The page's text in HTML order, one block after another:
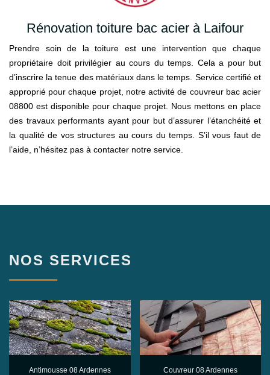
Rénovation toiture bac acier à Laifour
Prendre soin de la toiture est une intervention que chaque
propriétaire doit privilégier au cours du temps. Cela a pour but
d’inscrire la tenue des matériaux dans le temps. Service certifié et
approprié pour chaque projet, notre activité de couvreur bac acier
08800 est disponible pour chaque projet. Nous mettons en place
des travaux performants ayant pour but d’assurer l’étanchéité et
la qualité de vos structures au cours du temps. S’il vous faut de
l’aide, n’hésitez pas à contacter notre service.
NOS SERVICES
Antimousse 08 Ardennes Couvreur 08 Ardennes